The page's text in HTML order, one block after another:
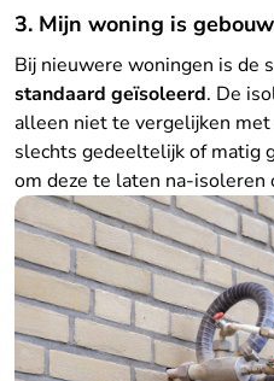
3. Mijn woning is
Bij nieuwere woningen is de
standaard geïsoleerd. De
alleen niet te vergelijken met
slechts gedeeltelijk of matig
om deze te laten na-isoleren